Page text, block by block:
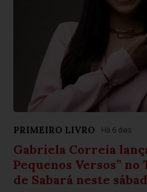
PRIMEIRO LIVRO Há 6 dias
Gabriela Correia
Pequenos Versos”
de Sabará neste